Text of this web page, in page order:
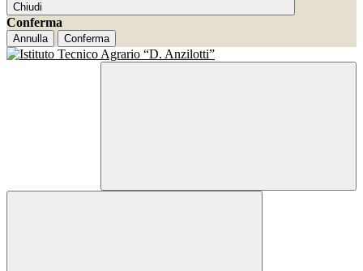
Chiudi
Conferma
Annulla Conferma